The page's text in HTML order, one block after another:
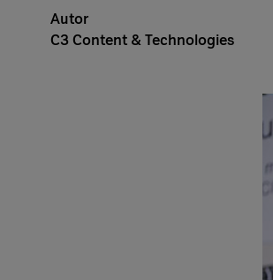
Autor
C3 Content & Technologies